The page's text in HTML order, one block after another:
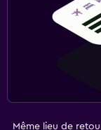
Même lieu de